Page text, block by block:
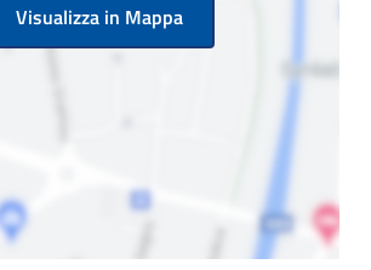
Visualizza in Mappa